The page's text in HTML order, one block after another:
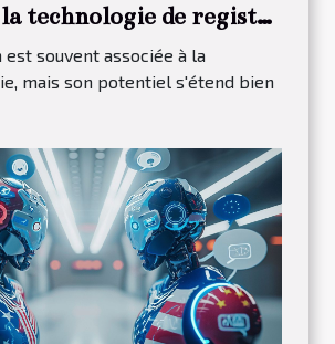
technologie de registre
la protection
est souvent associée à la
mais son potentiel s'étend bien